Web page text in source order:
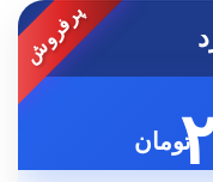
پرفروش
تومان